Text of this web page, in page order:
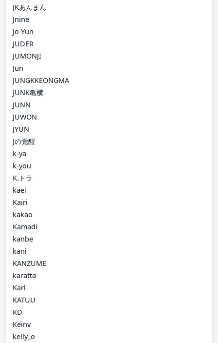
JKあんまん
Jnine
Jo Yun
JUDER
JUMONJI
Jun
JUNGKKEONGMA
JUNK亀横
JUNN
JUWON
JYUN
Jの覚醒
k-ya
k-you
K.トラ
kaei
Kairi
kakao
Kamadi
kanbe
kani
KANZUME
karatta
Karl
KATUU
KD
Keinv
kelly_o